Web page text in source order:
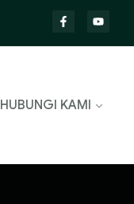
HUBUNGI KAMI